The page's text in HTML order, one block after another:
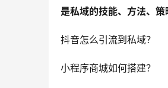
是私域的技能、方法、策
抖音怎么引流到私域？
小程序商城如何搭建？